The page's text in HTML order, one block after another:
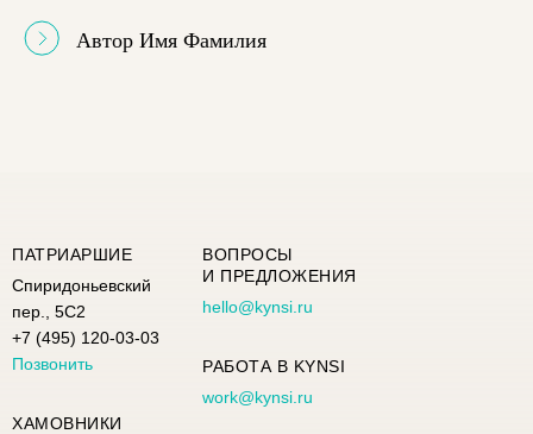
Автор Имя Фамилия
ВОПРОСЫ
И ПРЕДЛОЖЕНИЯ
hello@kynsi.ru
РАБОТА В KYNSI
work@kynsi.ru
ПАТРИАРШИЕ
Спиридоньевский
пер., 5С2
+7 (495) 120-03-03
Позвонить
ХАМОВНИКИ